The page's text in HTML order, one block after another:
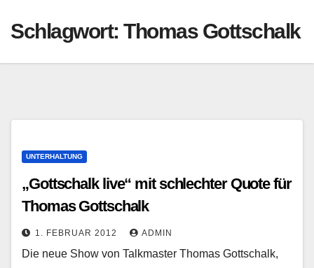
Schlagwort: Thomas Gottschalk
UNTERHALTUNG
„Gottschalk live“ mit schlechter Quote für
Thomas Gottschalk
1. FEBRUAR 2012 ADMIN
Die neue Show von Talkmaster Thomas Gottschalk,